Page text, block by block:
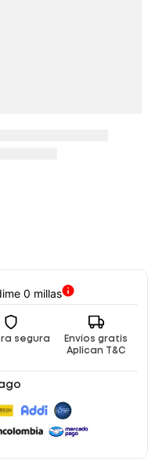
0 millas
segura
Envíos gratis
Aplican T&C